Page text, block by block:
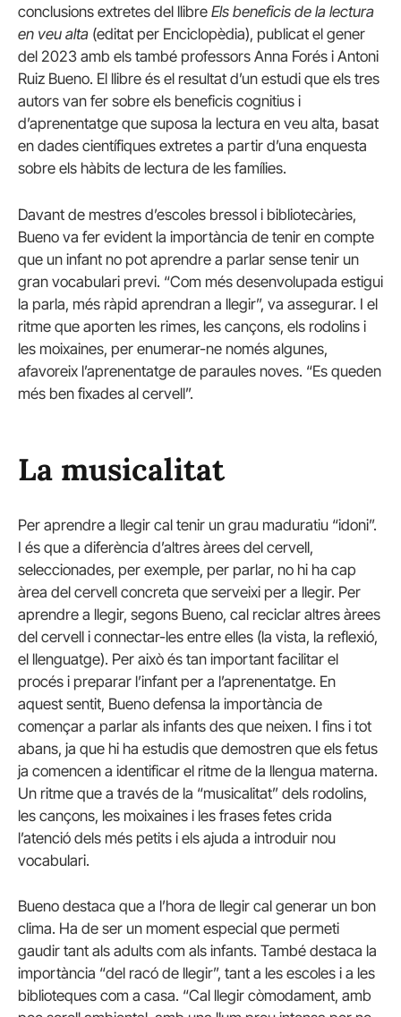
conclusions extretes del llibre Els beneficis de la lectura
en veu alta (editat per Enciclopèdia), publicat el gener
del 2023 amb els també professors Anna Forés i Antoni
Ruiz Bueno. El llibre és el resultat d’un estudi que els tres
autors van fer sobre els beneficis cognitius i
d’aprenentatge que suposa la lectura en veu alta, basat
en dades científiques extretes a partir d’una enquesta
sobre els hàbits de lectura de les famílies.
Davant de mestres d’escoles bressol i bibliotecàries,
Bueno va fer evident la importància de tenir en compte
que un infant no pot aprendre a parlar sense tenir un
gran vocabulari previ. “Com més desenvolupada estigui
la parla, més ràpid aprendran a llegir”, va assegurar. I el
ritme que aporten les rimes, les cançons, els rodolins i
les moixaines, per enumerar-ne només algunes,
afavoreix l’aprenentatge de paraules noves. “Es queden
més ben fixades al cervell”.
La musicalitat
Per aprendre a llegir cal tenir un grau maduratiu “idoni”.
I és que a diferència d’altres àrees del cervell,
seleccionades, per exemple, per parlar, no hi ha cap
àrea del cervell concreta que serveixi per a llegir. Per
aprendre a llegir, segons Bueno, cal reciclar altres àrees
del cervell i connectar-les entre elles (la vista, la reflexió,
el llenguatge). Per això és tan important facilitar el
procés i preparar l’infant per a l’aprenentatge. En
aquest sentit, Bueno defensa la importància de
començar a parlar als infants des que neixen. I fins i tot
abans, ja que hi ha estudis que demostren que els fetus
ja comencen a identificar el ritme de la llengua materna.
Un ritme que a través de la “musicalitat” dels rodolins,
les cançons, les moixaines i les frases fetes crida
l’atenció dels més petits i els ajuda a introduir nou
vocabulari.
Bueno destaca que a l’hora de llegir cal generar un bon
clima. Ha de ser un moment especial que permeti
gaudir tant als adults com als infants. També destaca la
importància “del racó de llegir”, tant a les escoles i a les
biblioteques com a casa. “Cal llegir còmodament, amb